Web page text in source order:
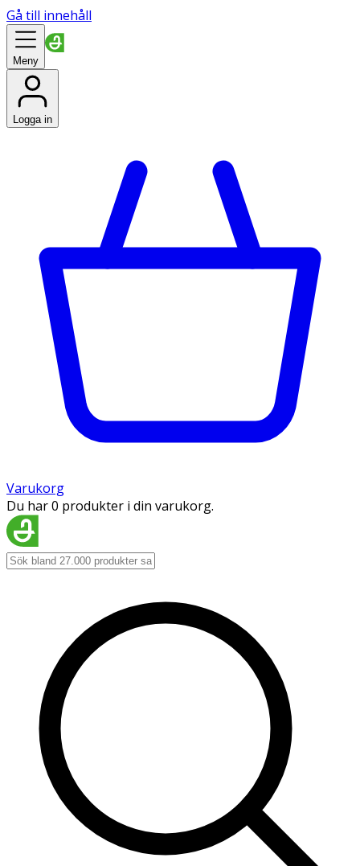
Gå till innehåll
Meny
Logga in
Varukorg
Du har 0 produkter i din varukorg.